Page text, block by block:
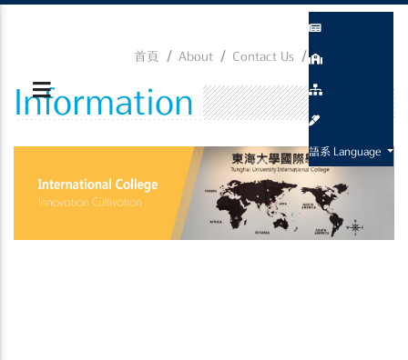
語系 Language
首頁 About Contact Us Information
Information